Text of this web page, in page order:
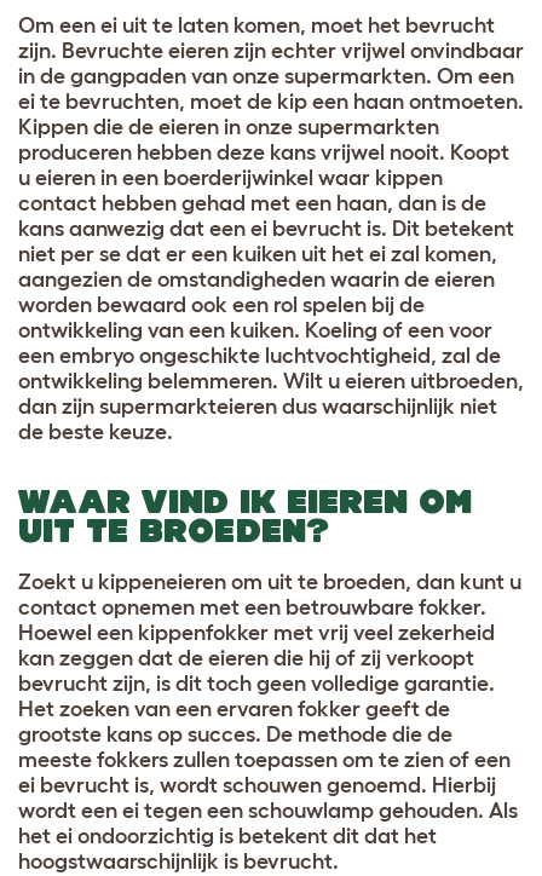
Om een ei uit te laten komen, moet het bevrucht
zijn. Bevruchte eieren zijn echter vrijwel onvindbaar
in de gangpaden van onze supermarkten. Om een
ei te bevruchten, moet de kip een haan ontmoeten.
Kippen die de eieren in onze supermarkten
produceren hebben deze kans vrijwel nooit. Koopt
u eieren in een boerderijwinkel waar kippen
contact hebben gehad met een haan, dan is de
kans aanwezig dat een ei bevrucht is. Dit betekent
niet per se dat er een kuiken uit het ei zal komen,
aangezien de omstandigheden waarin de eieren
worden bewaard ook een rol spelen bij de
ontwikkeling van een kuiken. Koeling of een voor
een embryo ongeschikte luchtvochtigheid, zal de
ontwikkeling belemmeren. Wilt u eieren uitbroeden,
dan zijn supermarkteieren dus waarschijnlijk niet
de beste keuze.
WAAR VIND IK EIEREN OM
UIT TE BROEDEN?
Zoekt u kippeneieren om uit te broeden, dan kunt u
contact opnemen met een betrouwbare fokker.
Hoewel een kippenfokker met vrij veel zekerheid
kan zeggen dat de eieren die hij of zij verkoopt
bevrucht zijn, is dit toch geen volledige garantie.
Het zoeken van een ervaren fokker geeft de
grootste kans op succes. De methode die de
meeste fokkers zullen toepassen om te zien of een
ei bevrucht is, wordt schouwen genoemd. Hierbij
wordt een ei tegen een schouwlamp gehouden. Als
het ei ondoorzichtig is betekent dit dat het
hoogstwaarschijnlijk is bevrucht.